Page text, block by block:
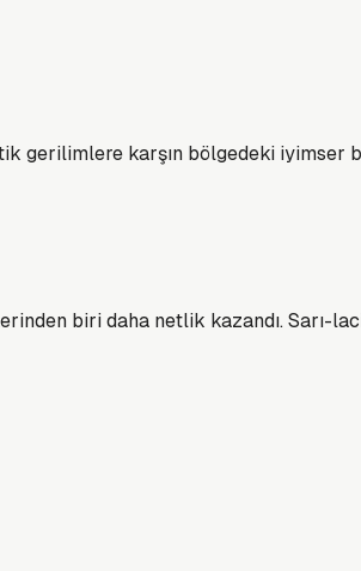
gerilimlere karşın bölgedeki
biri daha netlik kazandı. Sarı-